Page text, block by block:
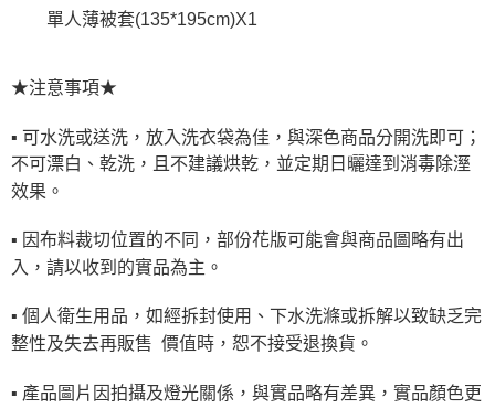
單人薄被套(135*195cm)X1
★注意事項★
▪ 可水洗或送洗，放入洗衣袋為佳，與深色商品分開洗即可；
不可漂白、乾洗，且不建議烘乾，並定期日曬達到消毒除溼
效果。
▪ 因布料裁切位置的不同，部份花版可能會與商品圖略有出
入，請以收到的實品為主。
▪ 個人衛生用品，如經拆封使用、下水洗滌或拆解以致缺乏完
整性及失去再販售 價值時，恕不接受退換貨。
▪ 產品圖片因拍攝及燈光關係，與實品略有差異，實品顏色更